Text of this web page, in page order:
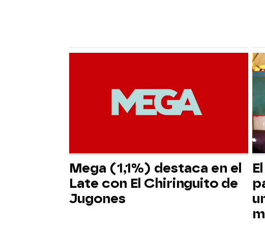
Mega (1,1%) destaca en el
Late con El Chiringuito de
Jugones